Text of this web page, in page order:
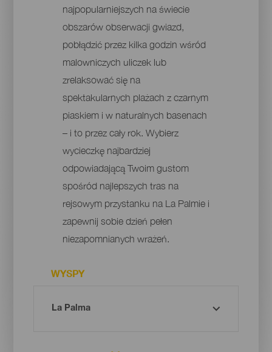
najpopularniejszych na świecie
obszarów obserwacji gwiazd,
pobłądzić przez kilka godzin wśród
malowniczych uliczek lub
zrelaksować się na
spektakularnych plażach z czarnym
piaskiem i w naturalnych basenach
– i to przez cały rok. Wybierz
wycieczkę najbardziej
odpowiadającą Twoim gustom
spośród najlepszych tras na
rejsowym przystanku na La Palmie i
zapewnij sobie dzień pełen
niezapomnianych wrażeń.
WYSPY